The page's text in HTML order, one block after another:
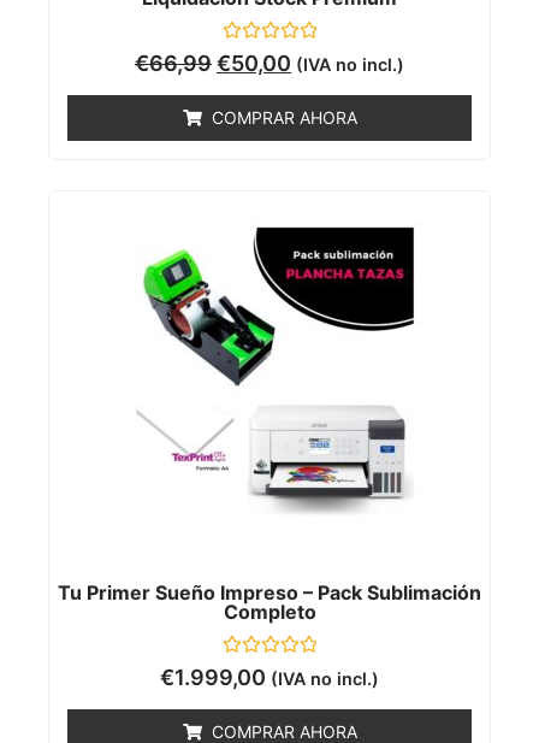
Valorado
con
5
€66,99€50,00 (IVA no incl.)
COMPRAR AHORA
Tu Primer Sueño Impreso – Pack Sublimación
Completo
Valorado
con
5
€1.999,00 (IVA no incl.)
COMPRAR AHORA